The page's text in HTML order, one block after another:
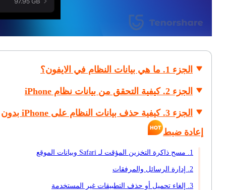
الجزء 1. ما هي بيانات النظام في الايفون؟
الجزء 2. كيفية التحقق من بيانات نظام iPhone
الجزء 3. كيفية حذف بيانات النظام على iPhone بدون
إعادة ضبط
1. مسح ذاكرة التخزين المؤقت لـ Safari وبيانات الموقع
2. إدارة الرسائل والمرفقات
3. إلغاء تحميل أو حذف التطبيقات غير المستخدمة